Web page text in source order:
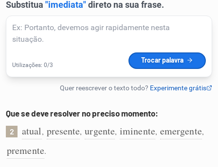
Humanizador de IA
Cata-letras
Caça-palavras
Que se deve resolver no preciso momento:
2 atual, presente, urgente, iminente, emergente,
premente.